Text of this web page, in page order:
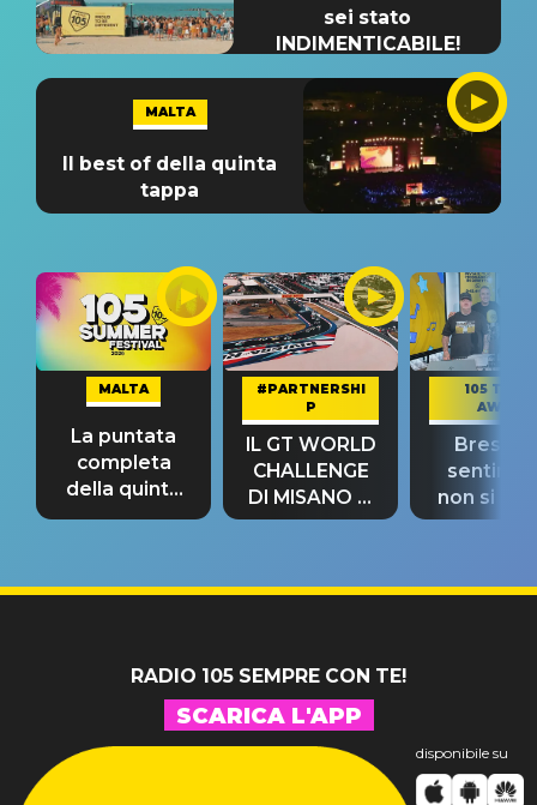
sei stato
INDIMENTICABILE!
MALTA
Il best of della quinta
tappa
MALTA
La puntata
completa
della quinta
tappa
#PARTNERSHI
P
IL GT WORLD
CHALLENGE
DI MISANO si
riconferma
105 TAKE
AWAY
Bresh:
non si
fino alla
RADIO 105 SEMPRE CON TE!
SCARICA L'APP
disponibile su